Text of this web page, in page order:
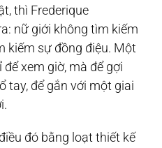
thì Frederique
nữ giới không tìm kiếm
kiếm sự đồng điệu. Một
xem giờ, mà để gợi
tay, để gắn với một giai
đó bằng loạt thiết kế